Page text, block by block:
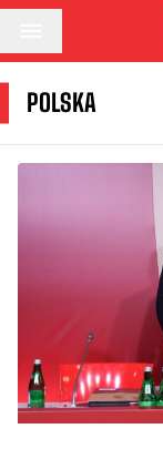
Przejdź do treści
POLSKA